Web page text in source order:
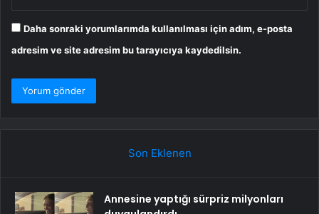
Daha sonraki yorumlarımda kullanılması için adım, e-posta
adresim ve site adresim bu tarayıcıya kaydedilsin.
Son Eklenen
Annesine yaptığı sürpriz milyonları